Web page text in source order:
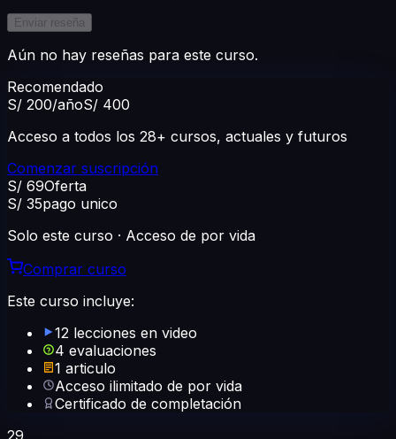
Enviar reseña
Aún no hay reseñas para este curso.
Recomendado
S/ 200/añoS/ 400
Acceso a todos los 28+ cursos, actuales y futuros
Comenzar suscripción
S/ 69Oferta
S/ 35pago unico
Solo este curso · Acceso de por vida
Comprar curso
Este curso incluye:
12 lecciones en video
4 evaluaciones
1 articulo
Acceso ilimitado de por vida
Certificado de completación